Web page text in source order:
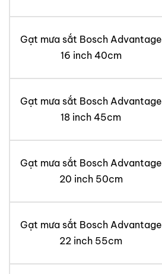
Gạt mưa sắt Bosch Advantage
16 inch 40cm
Gạt mưa sắt Bosch Advantage
18 inch 45cm
Gạt mưa sắt Bosch Advantage
20 inch 50cm
Gạt mưa sắt Bosch Advantage
22 inch 55cm